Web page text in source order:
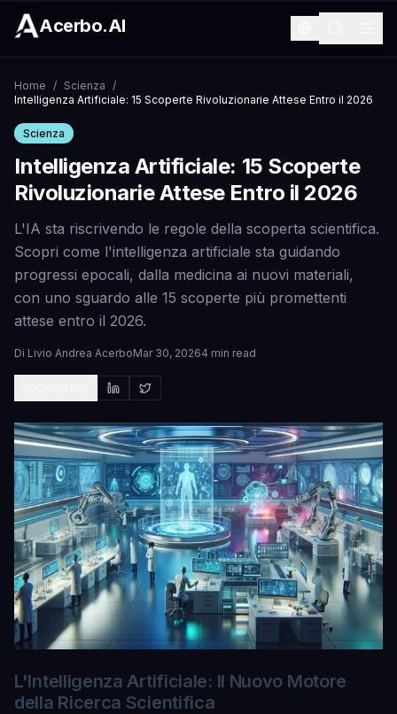
Acerbo.AI
Home / Scienza /
Intelligenza Artificiale: 15 Scoperte Rivoluzionarie Attese Entro il 2026
Scienza
Intelligenza Artificiale: 15 Scoperte
Rivoluzionarie Attese Entro il 2026
L'IA sta riscrivendo le regole della scoperta scientifica.
Scopri come l'intelligenza artificiale sta guidando
progressi epocali, dalla medicina ai nuovi materiali,
con uno sguardo alle 15 scoperte più promettenti
attese entro il 2026.
Di Livio Andrea AcerboMar 30, 20264 min read
L'Intelligenza Artificiale: Il Nuovo Motore
della Ricerca Scientifica